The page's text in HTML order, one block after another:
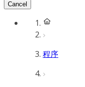
Cancel
程序